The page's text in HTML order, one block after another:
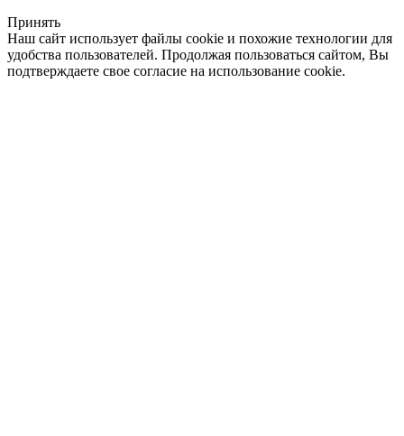
Принять
Наш сайт использует файлы cookie и похожие технологии для
удобства пользователей. Продолжая пользоваться сайтом, Вы
подтверждаете свое согласие на использование cookie.